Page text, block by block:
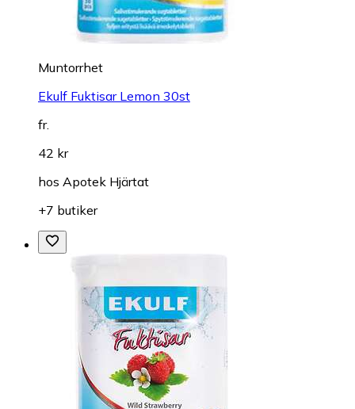
Muntorrhet
Ekulf Fuktisar Lemon 30st
fr.
42 kr
hos Apotek Hjärtat
+7 butiker